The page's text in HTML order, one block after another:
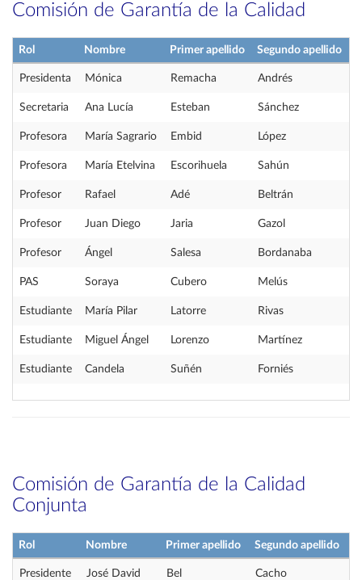
Comisión de Garantía de la Calidad
Rol Nombre Primer apellido Segundo apellido
Presidenta Mónica Remacha Andrés
Secretaria Ana Lucía Esteban Sánchez
Profesora María Sagrario Embid López
Profesora María Etelvina Escorihuela Sahún
Profesor Rafael Adé Beltrán
Profesor Juan Diego Jaria Gazol
Profesor Ángel Salesa Bordanaba
PAS Soraya Cubero Melús
Estudiante María Pilar Latorre Rivas
Estudiante Miguel Ángel Lorenzo Martínez
Estudiante Candela Suñén Forniés
Comisión de Garantía de la Calidad
Conjunta
Rol Nombre Primer apellido Segundo apellido
Presidente José David Bel Cacho